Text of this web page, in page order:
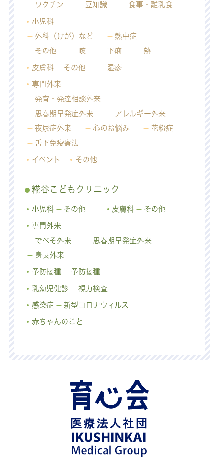
ワクチン
豆知識 食事・離乳食
小児科
外科（けが）など
熱中症
その他
咳 下痢 熱
皮膚科 その他 湿疹
専門外来
発育・発達相談外来
思春期早発症外来
アレルギー外来
夜尿症外来
心のお悩み
花粉症
舌下免疫療法
イベント その他
糀谷こどもクリニック
小児科 その他 皮膚科 その他
専門外来
でべそ外来
思春期早発症外来
身長外来
予防接種 予防接種
乳幼児健診 視力検査
感染症 新型コロナウィルス
赤ちゃんのこと